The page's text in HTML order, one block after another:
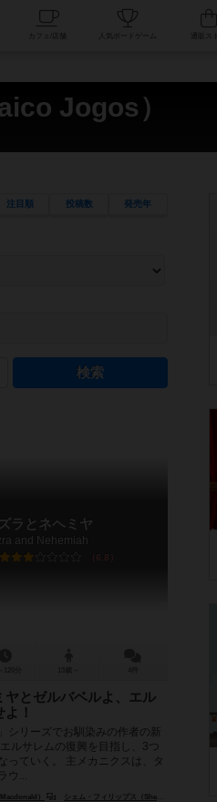
人気ボ
Jogos）
注目順 投稿数 発売年
間を指定することができます。マニュアルを
ームシステムを理解できるよう、中世フ
るコアシステムです。主にボードゲームに慣
ラとネヘミヤ
and Nehemiah
6.8
ヤとゼルバベルよ、エル
！
シリーズでお馴染みの作者の新
ルサレムの復興を目指し、3つ
っていく。 主メカニクスは、タ
ウ...
）
シェム・フィリップス（Shem Phillips）